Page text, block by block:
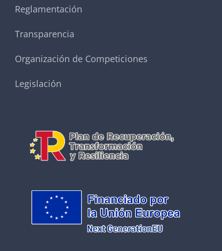
Reglamentación
Transparencia
Organización de Competiciones
Legislación